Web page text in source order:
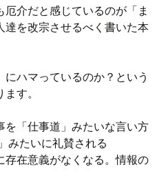
介だと感じているのが「ま
達を改宗させるべく書いた本
ハマっているのか？という
す。
を「仕事道」みたいな言い方
みたいに礼賛される
存在意義がなくなる。情報の